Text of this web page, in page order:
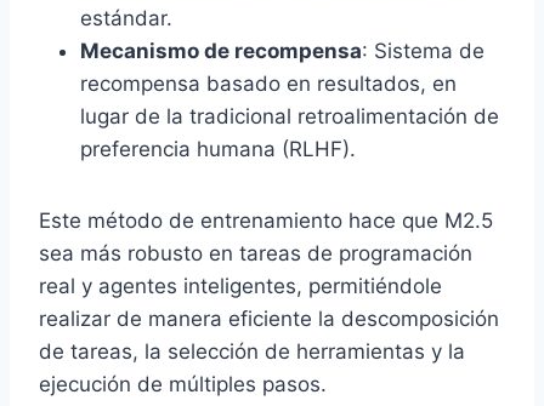
estándar.
Mecanismo de recompensa: Sistema de
recompensa basado en resultados, en
lugar de la tradicional retroalimentación de
preferencia humana (RLHF).
Este método de entrenamiento hace que M2.5
sea más robusto en tareas de programación
real y agentes inteligentes, permitiéndole
realizar de manera eficiente la descomposición
de tareas, la selección de herramientas y la
ejecución de múltiples pasos.